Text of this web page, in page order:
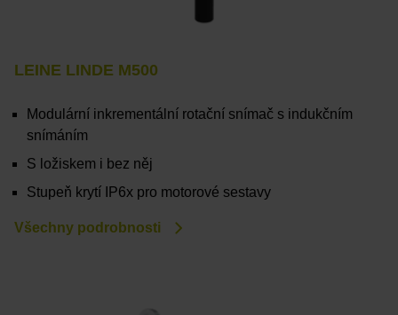
LEINE LINDE M500
Modulární inkrementální rotační snímač s indukčním
snímáním
S ložiskem i bez něj
Stupeň krytí IP6x pro motorové sestavy
Všechny podrobnosti